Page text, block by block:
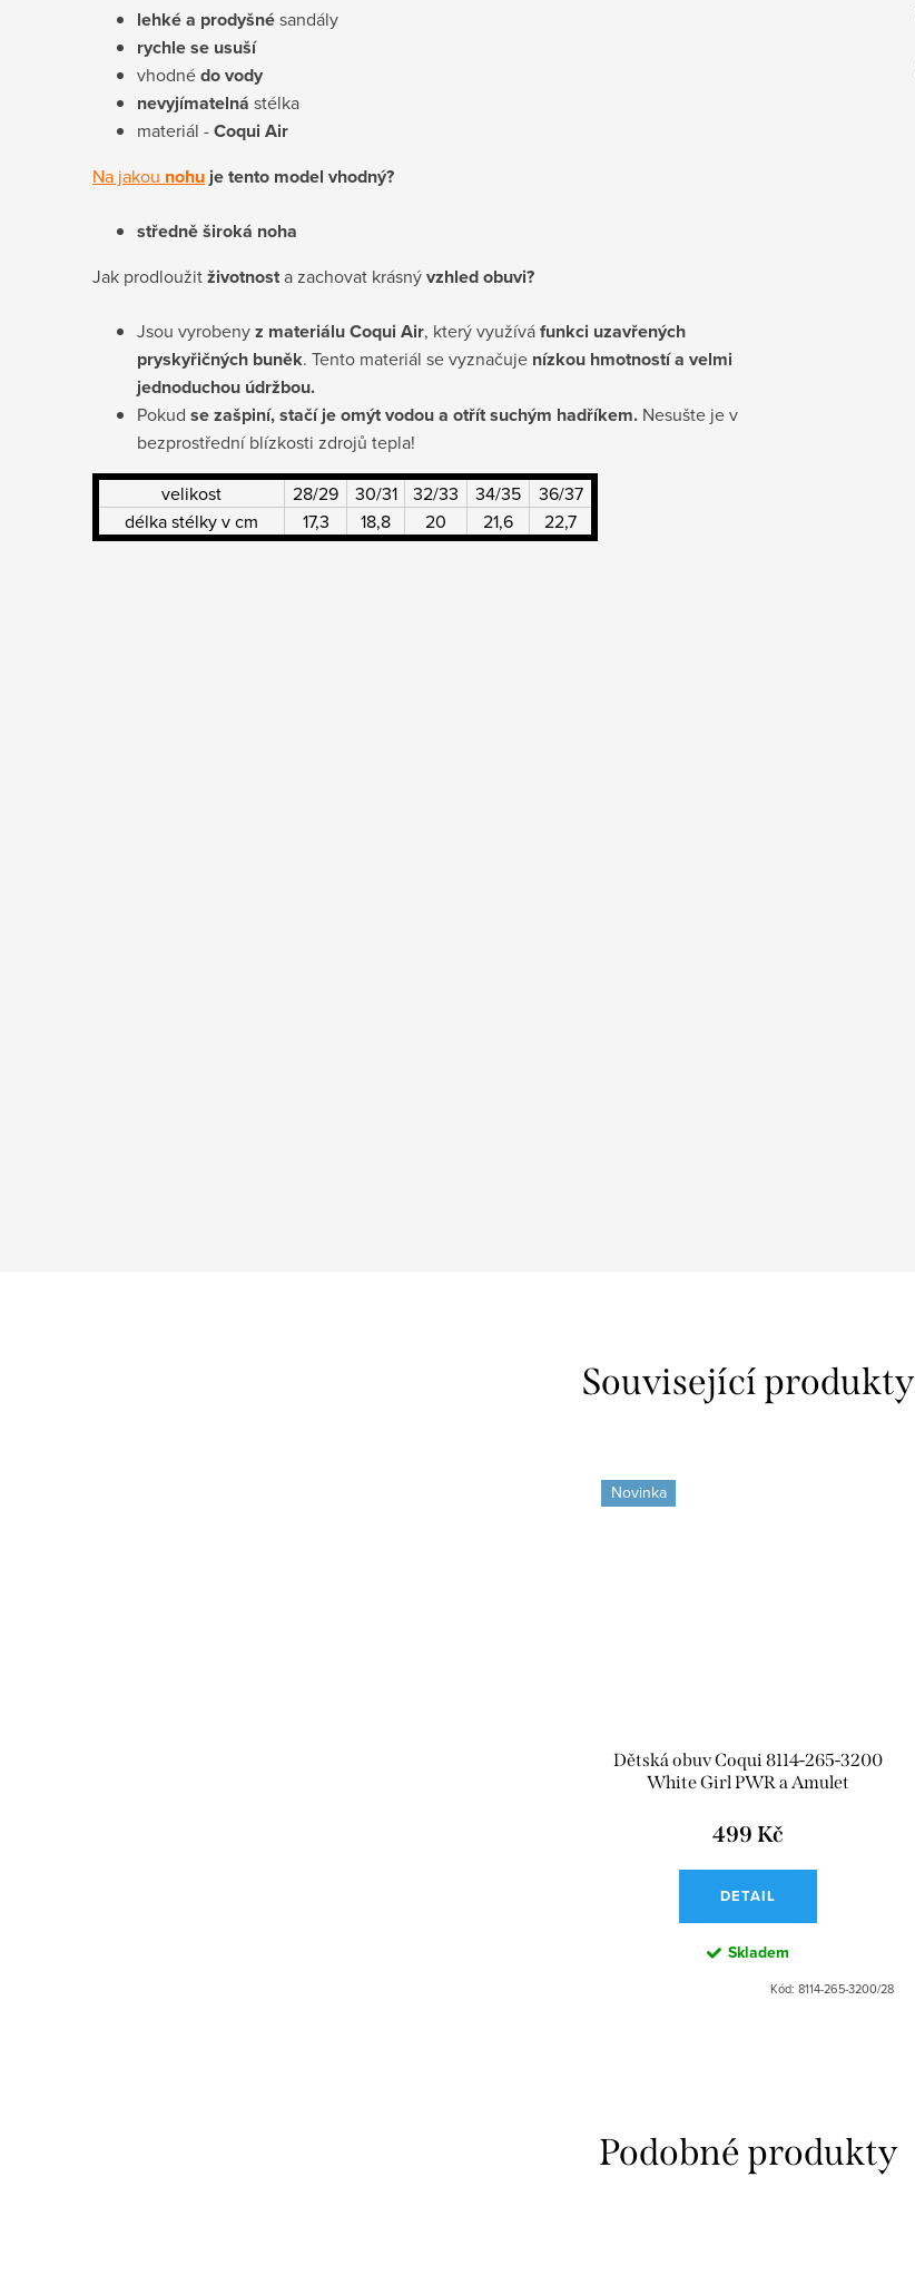
lehké a prodyšnésandály
rychle se usuší
vhodnédo vody
nevyjímatelná stélka
materiál -Coqui Air
Na jakou nohuje tento model vhodný?
středně široká noha
Jak prodloužitživotnosta zachovat krásnývzhled obuvi?
Jsou vyrobenyz materiálu Coqui Air, který využíváfunkci uzavřených
pryskyřičných buněk. Tento materiál se vyznačuje nízkou hmotností a velmi
jednoduchou údržbou.
Pokud se zašpiní, stačí je omýt vodou a otřít suchým hadříkem. Nesušte je v
bezprostřední blízkosti zdrojů tepla!
velikost 28/29 30/31 32/33 34/35
36/37
délka stélky v cm
17,3 18,8 20 21,6 22,7
Související produkty
Novinka
Dětská obuv Coqui 8114-265-3200
White Girl PWR a Amulet
499 Kč
DETAIL
Skladem
Kód: 8114-265-3200/28